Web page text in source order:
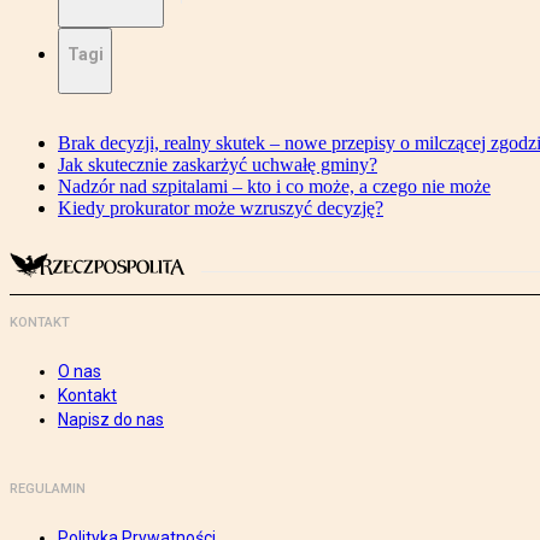
Tagi
Brak decyzji, realny skutek – nowe przepisy o milczącej
Jak skutecznie zaskarżyć uchwałę gminy?
Nadzór nad szpitalami – kto i co może, a czego nie może
Kiedy prokurator może wzruszyć decyzję?
KONTAKT
O nas
Kontakt
Napisz do nas
REGULAMIN